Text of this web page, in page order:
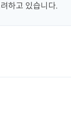
하고 있습니다.